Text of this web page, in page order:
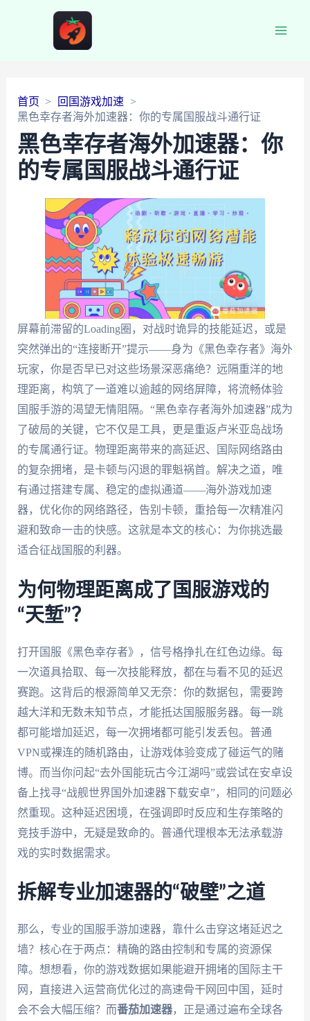
首页
回国游戏加速
黑色幸存者海外加速器：你的专属国服战斗通行证
黑色幸存者海外加速器：你
的专属国服战斗通行证
屏幕前滞留的Loading圈，对战时诡异的技能延迟，或是
突然弹出的“连接断开”提示——身为《黑色幸存者》海外
玩家，你是否早已对这些场景深恶痛绝？远隔重洋的地
理距离，构筑了一道难以逾越的网络屏障，将流畅体验
国服手游的渴望无情阻隔。“黑色幸存者海外加速器”成为
了破局的关键，它不仅是工具，更是重返卢米亚岛战场
的专属通行证。物理距离带来的高延迟、国际网络路由
的复杂拥堵，是卡顿与闪退的罪魁祸首。解决之道，唯
有通过搭建专属、稳定的虚拟通道——海外游戏加速
器，优化你的网络路径，告别卡顿，重拾每一次精准闪
避和致命一击的快感。这就是本文的核心：为你挑选最
适合征战国服的利器。
为何物理距离成了国服游戏的
“天堑”？
打开国服《黑色幸存者》，信号格挣扎在红色边缘。每
一次道具拾取、每一次技能释放，都在与看不见的延迟
赛跑。这背后的根源简单又无奈：你的数据包，需要跨
越大洋和无数未知节点，才能抵达国服服务器。每一跳
都可能增加延迟，每一次拥堵都可能引发丢包。普通
VPN或裸连的随机路由，让游戏体验变成了碰运气的赌
博。而当你问起“去外国能玩古今江湖吗”或尝试在安卓设
备上找寻“战舰世界国外加速器下载安卓”，相同的问题必
然重现。这种延迟困境，在强调即时反应和生存策略的
竞技手游中，无疑是致命的。普通代理根本无法承载游
戏的实时数据需求。
拆解专业加速器的“破壁”之道
那么，专业的国服手游加速器，靠什么击穿这堵延迟之
墙？核心在于两点：精确的路由控制和专属的资源保
障。想想看，你的游戏数据如果能避开拥堵的国际主干
网，直接进入运营商优化过的高速骨干网回中国，延时
会不会大幅压缩？而番茄加速器，正是通过遍布全球各